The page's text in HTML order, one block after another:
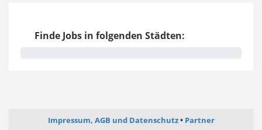
Finde Jobs in folgenden Städten:
Impressum, AGB und Datenschutz Partner